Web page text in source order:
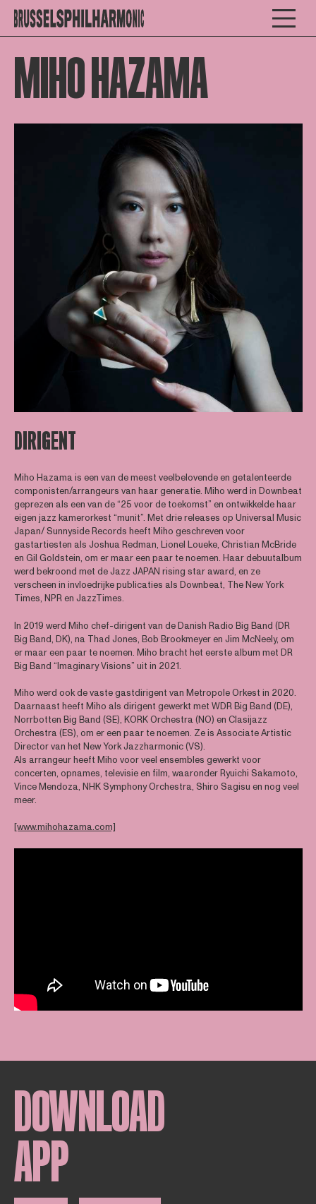
MIHO HAZAMA
DIRIGENT
Miho Hazama is een van de meest veelbelovende en getalenteerde
componisten/arrangeurs van haar generatie. Miho werd in Downbeat
geprezen als een van de “25 voor de toekomst” en ontwikkelde haar
eigen jazz kamerorkest “munit”. Met drie releases op Universal Music
Japan/ Sunnyside Records heeft Miho geschreven voor
gastartiesten als Joshua Redman, Lionel Loueke, Christian McBride
en Gil Goldstein, om er maar een paar te noemen. Haar debuutalbum
werd bekroond met de Jazz JAPAN rising star award, en ze
verscheen in invloedrijke publicaties als Downbeat, The New York
Times, NPR en JazzTimes.
In 2019 werd Miho chef-dirigent van de Danish Radio Big Band (DR
Big Band, DK), na Thad Jones, Bob Brookmeyer en Jim McNeely, om
er maar een paar te noemen. Miho bracht het eerste album met DR
Big Band “Imaginary Visions” uit in 2021.
Miho werd ook de vaste gastdirigent van Metropole Orkest in 2020.
Daarnaast heeft Miho als dirigent gewerkt met WDR Big Band (DE),
Norrbotten Big Band (SE), KORK Orchestra (NO) en Clasijazz
Orchestra (ES), om er een paar te noemen. Ze is Associate Artistic
Director van het New York Jazzharmonic (VS).
Als arrangeur heeft Miho voor veel ensembles gewerkt voor
concerten, opnames, televisie en film, waaronder Ryuichi Sakamoto,
Vince Mendoza, NHK Symphony Orchestra, Shiro Sagisu en nog veel
meer.
[www.mihohazama.com]
DOWNLOAD
APP